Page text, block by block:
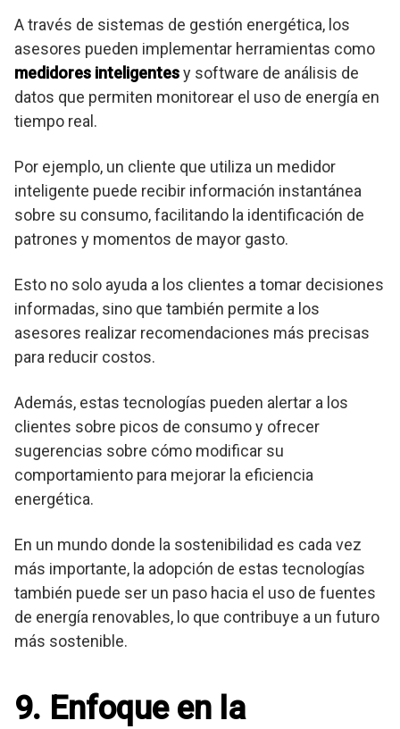
A través de sistemas de gestión energética, los
asesores pueden implementar herramientas como
medidores inteligentesy software de análisis de
datos que permiten monitorear el uso de energía en
tiempo real.
Por ejemplo, un cliente que utiliza un medidor
inteligente puede recibir información instantánea
sobre su consumo, facilitando la identificación de
patrones y momentos de mayor gasto.
Esto no solo ayuda a los clientes a tomar decisiones
informadas, sino que también permite a los
asesores realizar recomendaciones más precisas
para reducir costos.
Además, estas tecnologías pueden alertar a los
clientes sobre picos de consumo y ofrecer
sugerencias sobre cómo modificar su
comportamiento para mejorar la eficiencia
energética.
En un mundo donde la sostenibilidad es cada vez
más importante, la adopción de estas tecnologías
también puede ser un paso hacia el uso de fuentes
de energía renovables, lo que contribuye a un futuro
más sostenible.
9. Enfoque en la